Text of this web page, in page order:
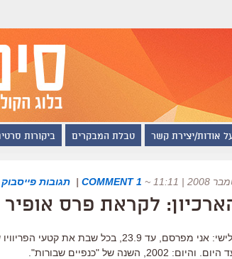
אודות/יצירת קשר טבלת המבקרים ביקורות
~
1 COMMENT
| תגובות פייסבוק
לקראת פרס אופיר 2002
שבוע שלישי: אני מפרסם, עד 23.9, בכל